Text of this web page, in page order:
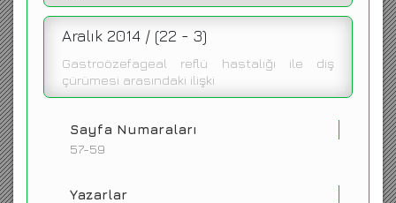
İLETİŞİM
ENGLISH
Aralık 2014 / (22 - 3)
Gastroözefageal reflü hastalığı ile diş
çürümesi arasındaki ilişki
Sayfa Numaraları
57-59
Yazarlar